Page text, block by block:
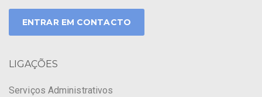
ENTRAR EM CONTACTO
LIGAÇÕES
Serviços Administrativos